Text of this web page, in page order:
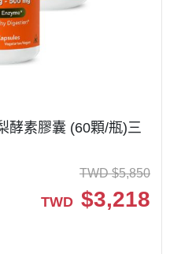
酵素膠囊 (60顆/瓶)三
TWD $5,850
TWD $3,218